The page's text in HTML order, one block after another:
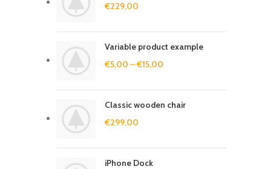
€229,00
Variable product example
€5,00 –€15,00
Classic wooden chair
€299,00
iPhone Dock